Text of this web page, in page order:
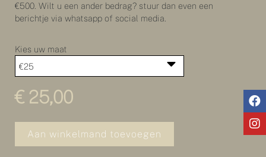
€500. Wilt u een ander bedrag? stuur dan even een
berichtje via whatsapp of social media.
Kies uw maat
€ 25,00
Aan winkelmand toevoegen